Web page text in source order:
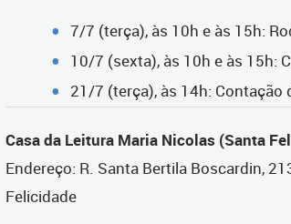
7/7 (terça), às 10h e às 15h:
10/7 (sexta), às 10h e às 15h:
21/7 (terça), às 14h: Contação
Casa da Leitura Maria Nicolas (Santa
Endereço: R. Santa Bertila Boscardin,
Felicidade